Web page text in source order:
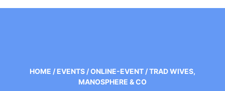
HOME / EVENTS /ONLINE-EVENT /TRAD WIVES,
MANOSPHERE & CO